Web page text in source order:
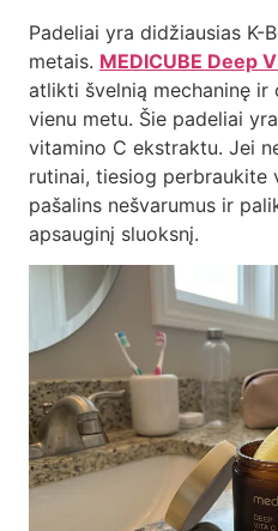
Padeliai yra didžiausias K-
metais. MEDICUBE Deep
atlikti švelnią mechaninę ir
vienu metu. Šie padeliai
vitamino C ekstraktu. Jei
rutinai, tiesiog perbraukite
pašalins nešvarumus ir
apsauginį sluoksnį.